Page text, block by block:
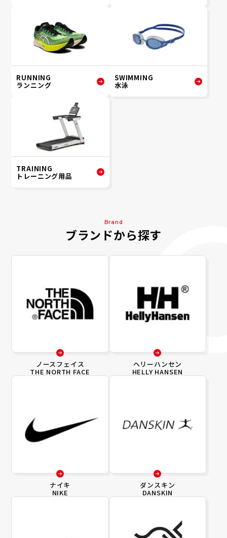
RUNNING
ランニング
SWIMMING
水泳
TRAINING
トレーニング用品
Brand
ブランドから探す
ノースフェイス
THE NORTH FACE
ヘリーハンセン
HELLY HANSEN
ナイキ
NIKE
ダンスキン
DANSKIN